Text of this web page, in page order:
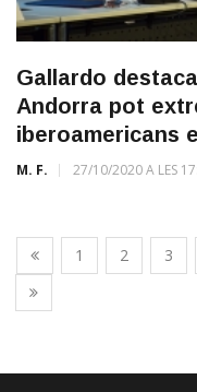
Gallardo
Andorra pot
iberoamericans
M. F. 27/10/2020 A LES
1 2 3